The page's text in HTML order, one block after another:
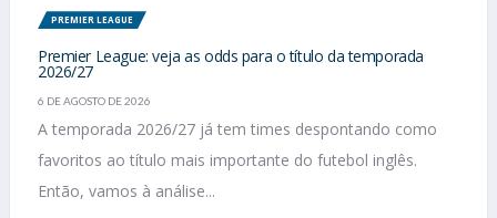
PREMIER LEAGUE
Premier League: veja as odds para o título da temporada
2026/27
6 DE AGOSTO DE 2026
A temporada 2026/27 já tem times despontando como
favoritos ao título mais importante do futebol inglês.
Então, vamos à análise...